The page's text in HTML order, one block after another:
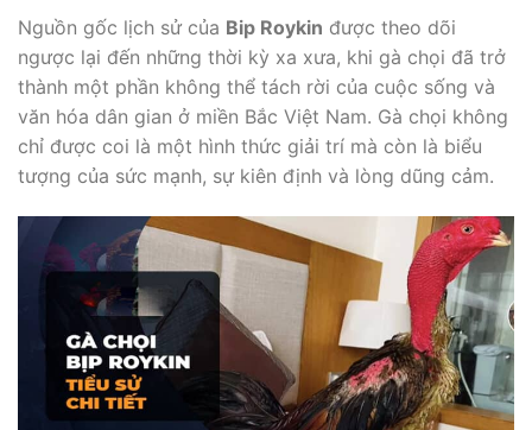
Nguồn gốc lịch sử của Bip Roykin được theo dõi
ngược lại đến những thời kỳ xa xưa, khi gà chọi đã trở
thành một phần không thể tách rời của cuộc sống và
văn hóa dân gian ở miền Bắc Việt Nam. Gà chọi không
chỉ được coi là một hình thức giải trí mà còn là biểu
tượng của sức mạnh, sự kiên định và lòng dũng cảm.